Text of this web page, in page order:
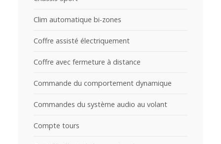
Clim automatique bi-zones
Coffre assisté électriquement
Coffre avec fermeture à distance
Commande du comportement dynamique
Commandes du système audio au volant
Compte tours